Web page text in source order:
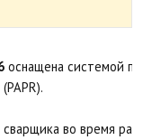
оснащена системой
во время